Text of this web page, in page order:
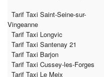
Tarif Taxi Saint-Seine-sur-
Vingeanne
Tarif Taxi Longvic
Tarif Taxi Santenay 21
Tarif Taxi Barjon
Tarif Taxi Cussey-les-Forges
Tarif Taxi Le Meix